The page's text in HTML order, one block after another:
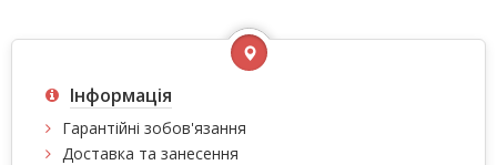
Інформація
Гарантійні зобов'язання
Доставка та занесення